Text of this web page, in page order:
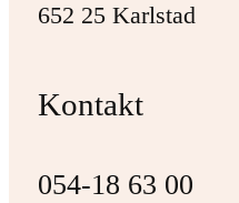
652 25 Karlstad
Kontakt
054-18 63 00